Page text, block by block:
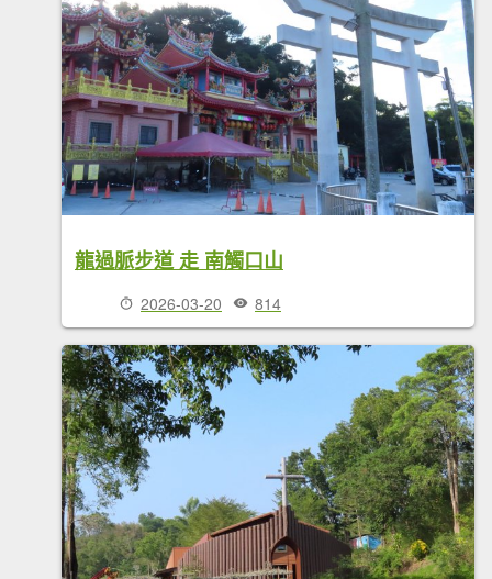
龍過脈步道 走 南觸口山
2026-03-20 814